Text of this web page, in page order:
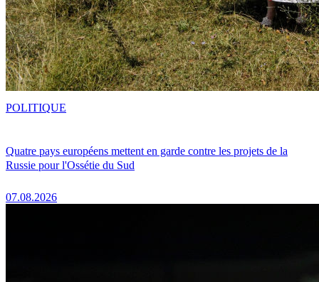
Quatre pays européens mettent en garde contre les projets de la
Russie pour l'Ossétie du Sud
07.08.2026
POLITIQUE